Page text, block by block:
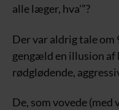
alle læger, hva'”?
Der var aldrig tale om
gengæld en illusion af
rødglødende,
De, som vovede